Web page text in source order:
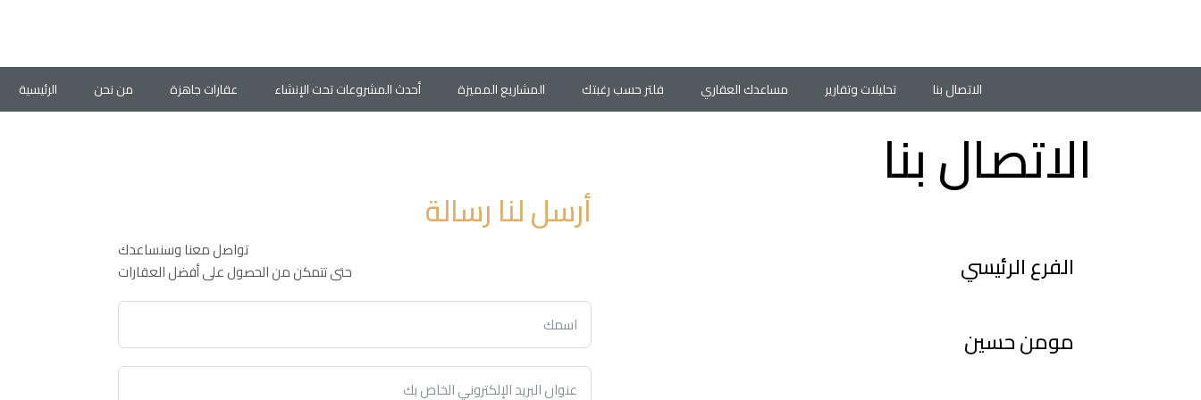
الرئيسية من نحن عقارات جاهزة أحدث المشروعات تحت الإنشاء المشاريع المميزة فلتر حسب رغبتك مساعدك العقاري تحليلات وتقارير الاتصال بنا
الاتصال بنا
الفرع الرئيسي
مومن حسين
أرسل لنا رسالة
تواصل معنا وسنساعدك
حتى تتمكن من الحصول على أفضل العقارات